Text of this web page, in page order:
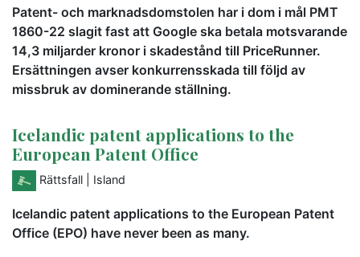
Patent- och marknadsdomstolen har i dom i mål PMT
1860-22 slagit fast att Google ska betala motsvarande
14,3 miljarder kronor i skadestånd till PriceRunner.
Ersättningen avser konkurrensskada till följd av
missbruk av dominerande ställning.
Icelandic patent applications to the
European Patent Office
Rättsfall | Island
Icelandic patent applications to the European Patent
Office (EPO) have never been as many.